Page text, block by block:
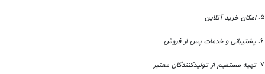
امکان خرید آنلاین
پشتیبانی و خدمات پس از فروش
تهیه مستقیم از تولیدکنندگان معتبر